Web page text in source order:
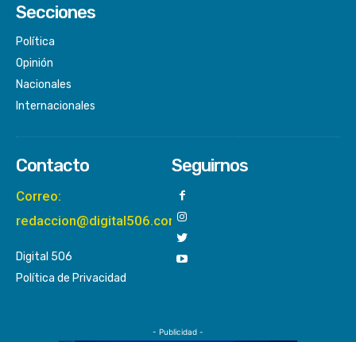
Secciones
Política
Opinión
Nacionales
Internacionales
Contacto
Correo:
redaccion@digital506.com
Digital 506
Política de Privacidad
Seguirnos
- Publicidad -